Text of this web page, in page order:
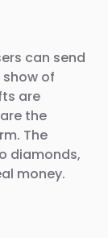
can send
of
are
the
The
diamonds,
money.